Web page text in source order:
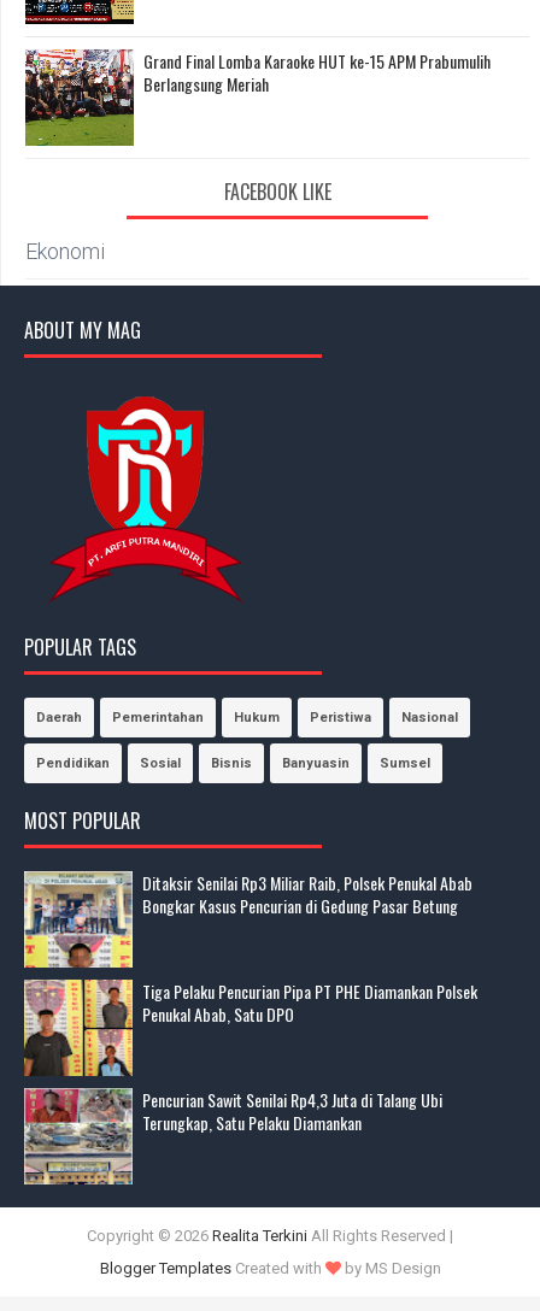
Grand Final Lomba Karaoke HUT ke-15 APM Prabumulih
Berlangsung Meriah
FACEBOOK LIKE
Ekonomi
ABOUT MY MAG
POPULAR TAGS
Daerah Pemerintahan Hukum Peristiwa Nasional
Pendidikan Sosial Bisnis Banyuasin Sumsel
MOST POPULAR
Ditaksir Senilai Rp3 Miliar Raib, Polsek Penukal Abab
Bongkar Kasus Pencurian di Gedung Pasar Betung
Tiga Pelaku Pencurian Pipa PT PHE Diamankan Polsek
Penukal Abab, Satu DPO
Pencurian Sawit Senilai Rp4,3 Juta di Talang Ubi
Terungkap, Satu Pelaku Diamankan
Copyright © 2026 Realita Terkini All Rights Reserved |
Blogger TemplatesCreated with by MS Design